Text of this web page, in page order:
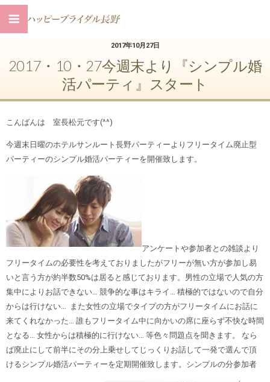
2017年10月27日
2017・10・27今週末より『シンプル婚
活パーティ』スタート
こんばんは 室長松元です(^^)
今週末日曜のホテルサンルート長野パーティーよりフリータイム廃止型
パーティーのシンプル婚活パーティーを開催致します。
アンケートや参加者との雑談より
フリータイムの必要性を考えておりましたがフリーが無い方が参加し易
いと言う方が約半数50%は居ると感じております。男性の立場で人気の方
集中によりお話できない… 競争的な事はキライ… 積極的ではないので自分
からは行けない… また女性の立場でタイプの方がフリータイムにお話に
来てくれなかった… 誰もフリータイム中に向かいの席に座らず不快な時間
となる… 女性からは積極的に行けない… 等色々問題点を聞きます。 なら
ば廃止にして前半にその分上乗せしてじっくりお話して一発で選んで頂
けるシンプル婚活パーティーを定期開催致します。シンプルの分参加者